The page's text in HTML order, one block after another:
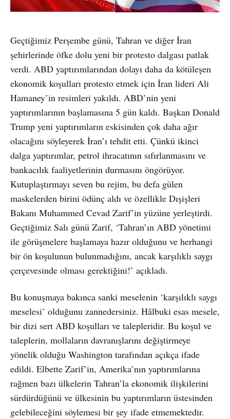
Geçtiğimiz Perşembe günü, Tahran ve diğer İran
şehirlerinde öfke dolu yeni bir protesto dalgası patlak
verdi. ABD yaptırımlarından dolayı daha da kötüleşen
ekonomik koşulları protesto etmek için İran lideri Ali
Hamaney’in resimleri yakıldı. ABD’nin yeni
yaptırımlarının başlamasına 5 gün kaldı. Başkan Donald
Trump yeni yaptırımların eskisinden çok daha ağır
olacağını söyleyerek İran’ı tehdit etti. Çünkü ikinci
dalga yaptırımlar, petrol ihracatının sıfırlanmasını ve
bankacılık faaliyetlerinin durmasını öngörüyor.
Kutuplaştırmayı seven bu rejim, bu defa gülen
maskelerden birini ödünç aldı ve özellikle Dışişleri
Bakanı Muhammed Cevad Zarif’in yüzüne yerleştirdi.
Geçtiğimiz Salı günü Zarif, ‘Tahran’ın ABD yönetimi
ile görüşmelere başlamaya hazır olduğunu ve herhangi
bir ön koşulunun bulunmadığını, ancak karşılıklı saygı
çerçevesinde olması gerektiğini!’ açıkladı.
Bu konuşmaya bakınca sanki meselenin ‘karşılıklı saygı
meselesi’ olduğunu zannedersiniz. Hâlbuki esas mesele,
bir dizi sert ABD koşulları ve talepleridir. Bu koşul ve
taleplerin, mollaların davranışlarını değiştirmeye
yönelik olduğu Washington tarafından açıkça ifade
edildi. Elbette Zarif’in, Amerika’nın yaptırımlarına
rağmen bazı ülkelerin Tahran’la ekonomik ilişkilerini
sürdürdüğünü ve ülkesinin bu yaptırımların üstesinden
gelebileceğini söylemesi bir şey ifade etmemektedir.